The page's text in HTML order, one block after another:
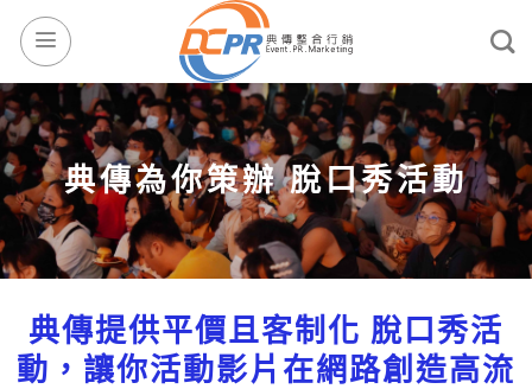
典傳為你策辦 脫口秀活動
典傳提供平價且客制化 脫口秀活
動，讓你活動影片在網路創造高流